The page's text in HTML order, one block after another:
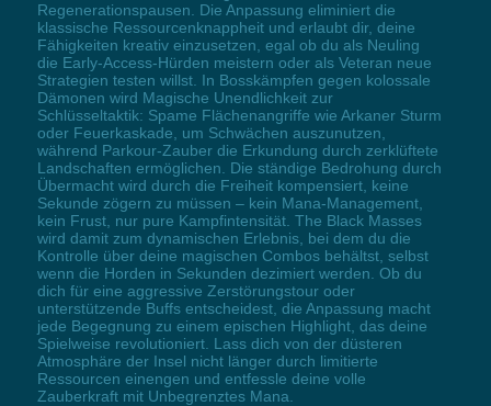
Regenerationspausen. Die Anpassung eliminiert die
klassische Ressourcenknappheit und erlaubt dir, deine
Fähigkeiten kreativ einzusetzen, egal ob du als Neuling
die Early-Access-Hürden meistern oder als Veteran neue
Strategien testen willst. In Bosskämpfen gegen kolossale
Dämonen wird Magische Unendlichkeit zur
Schlüsseltaktik: Spame Flächenangriffe wie Arkaner Sturm
oder Feuerkaskade, um Schwächen auszunutzen,
während Parkour-Zauber die Erkundung durch zerklüftete
Landschaften ermöglichen. Die ständige Bedrohung durch
Übermacht wird durch die Freiheit kompensiert, keine
Sekunde zögern zu müssen – kein Mana-Management,
kein Frust, nur pure Kampfintensität. The Black Masses
wird damit zum dynamischen Erlebnis, bei dem du die
Kontrolle über deine magischen Combos behältst, selbst
wenn die Horden in Sekunden dezimiert werden. Ob du
dich für eine aggressive Zerstörungstour oder
unterstützende Buffs entscheidest, die Anpassung macht
jede Begegnung zu einem epischen Highlight, das deine
Spielweise revolutioniert. Lass dich von der düsteren
Atmosphäre der Insel nicht länger durch limitierte
Ressourcen einengen und entfessle deine volle
Zauberkraft mit Unbegrenztes Mana.